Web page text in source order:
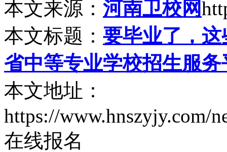
本文来源： 河南卫校网
本文标题： 要毕业了，
省中等专业学校招生服务
本文地址：
https://www.hnszyjy.com/
在线报名